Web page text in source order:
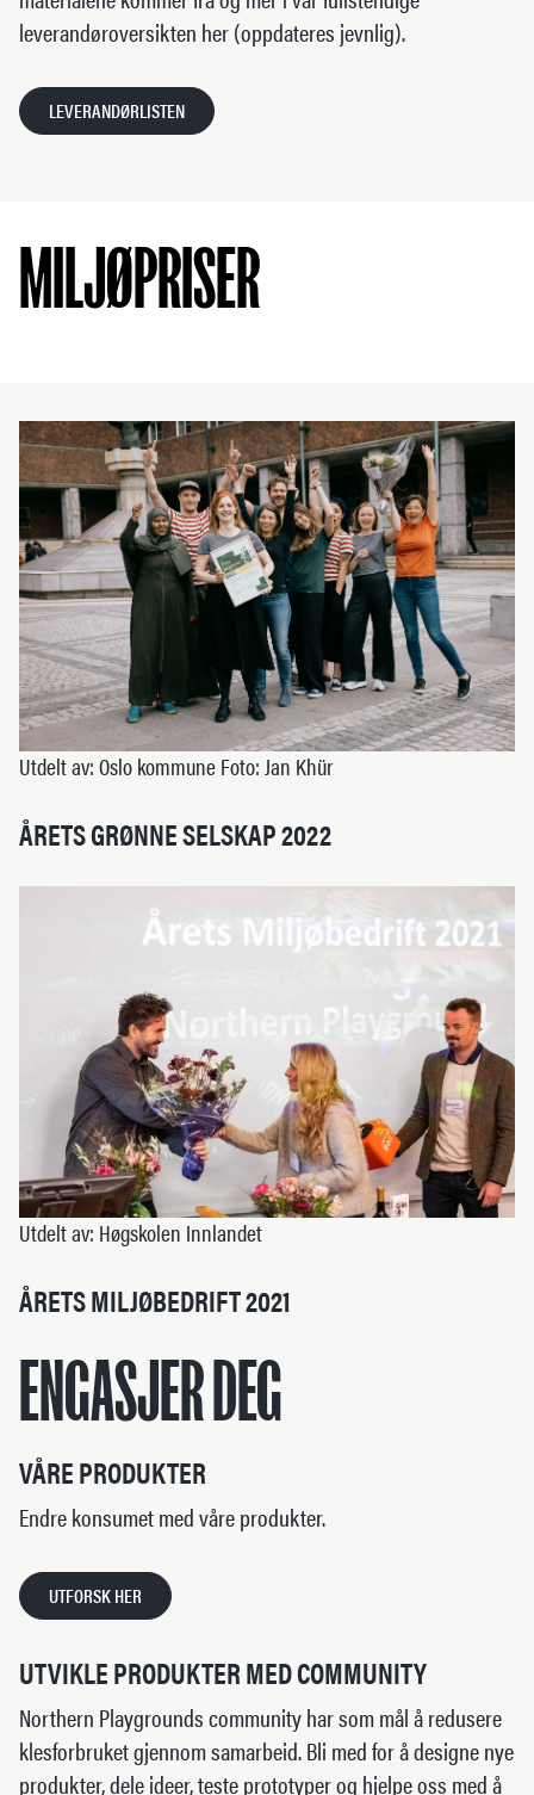
leverandøroversikten her (oppdateres jevnlig).
LEVERANDØRLISTEN
MILJØPRISER
Utdelt av: Oslo kommune Foto: Jan Khür
ÅRETS GRØNNE SELSKAP 2022
Utdelt av: Høgskolen Innlandet
ÅRETS MILJØBEDRIFT 2021
ENGASJER DEG
VÅRE PRODUKTER
Endre konsumet med våre produkter.
UTFORSK HER
UTVIKLE PRODUKTER MED COMMUNITY
Northern Playgrounds community har som mål å redusere
klesforbruket gjennom samarbeid. Bli med for å designe nye
produkter, dele ideer, teste prototyper og hjelpe oss med å